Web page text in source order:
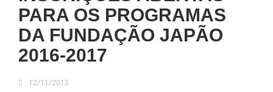
PARA OS PROGRAMAS
DA FUNDAÇÃO JAPÃO
2016-2017
12/11/2015